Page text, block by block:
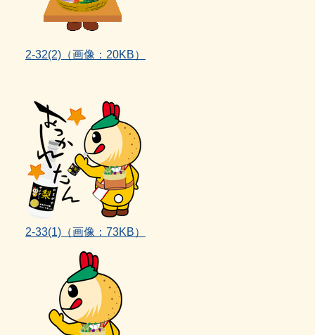
2-32(2) （画像：20KB）
2‐33(1)（画像：73KB）